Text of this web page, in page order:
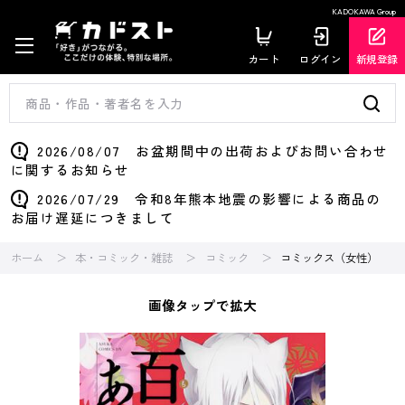
KADOKAWA Group
カート ログイン 新規登録
2026/08/07 お盆期間中の出荷およびお問い合わせ
に関するお知らせ
2026/07/29 令和8年熊本地震の影響による商品の
お届け遅延につきまして
ホーム 本・コミック・雑誌 コミック コミックス（女性）
画像タップで拡大